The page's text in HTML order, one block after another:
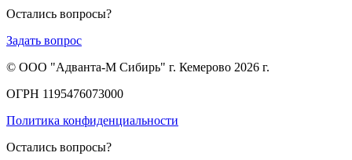
Остались вопросы?
Задать вопрос
© ООО "Адванта-М Сибирь" г. Кемерово 2026 г.
ОГРН 1195476073000
Политика конфиденциальности
Остались вопросы?